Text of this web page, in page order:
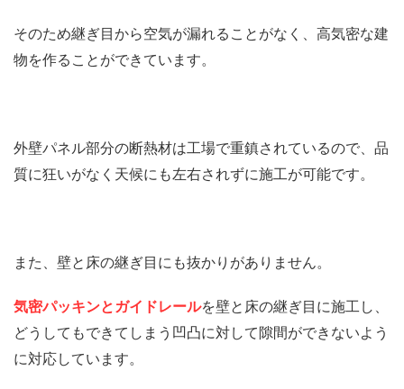
そのため継ぎ目から空気が漏れることがなく、高気密な建
物を作ることができています。
外壁パネル部分の断熱材は工場で重鎮されているので、品
質に狂いがなく天候にも左右されずに施工が可能です。
また、壁と床の継ぎ目にも抜かりがありません。
気密パッキンとガイドレールを壁と床の継ぎ目に施工し、
どうしてもできてしまう凹凸に対して隙間ができないよう
に対応しています。